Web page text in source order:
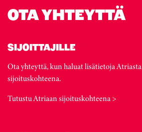
OTA YHTEYTTÄ
SIJOITTAJILLE
Ota yhteyttä, kun haluat lisätietoja Atriasta
sijoituskohteena.
Tutustu Atriaan sijoituskohteena >